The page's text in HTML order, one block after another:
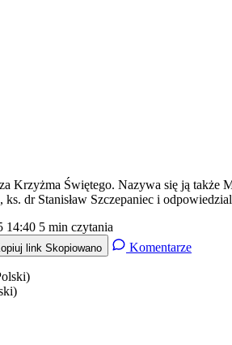
Krzyżma Świętego. Nazywa się ją także
dr Stanisław Szczepaniec i
14:40 5 min czytania
link Skopiowano Komentarze